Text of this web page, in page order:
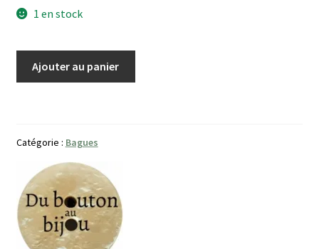
1 en stock
Nacre
Ajouter au panier
Catégorie : Bagues